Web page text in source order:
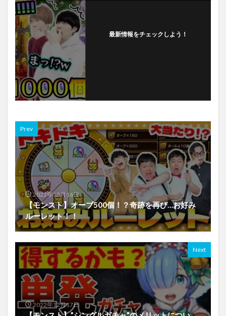
最新情報をチェックしよう！
Prev
2022年12月16日
【モンスト】オーブ500個！？奇跡を再び…お好み
ルーレット！！
Next
2022年12月17日